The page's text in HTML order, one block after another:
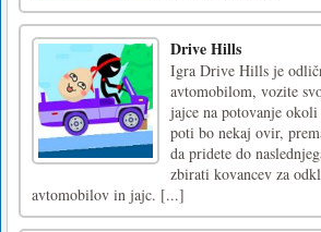
Drive Hills
Igra Drive Hills je
avtomobilom, vozite
jajce na potovanje okoli
poti bo nekaj ovir,
da pridete do
zbirati kovancev za
avtomobilov in jajc. [...]